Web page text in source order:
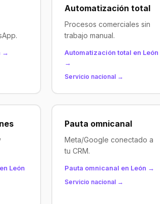
→
Automatización total
Procesos comerciales sin
trabajo manual.
Automatización total en León
→
Servicio nacional →
León
Pauta omnicanal
Meta/Google conectado a
tu CRM.
Pauta omnicanal en León →
Servicio nacional →